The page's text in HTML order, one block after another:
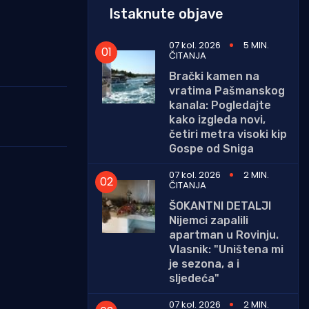
Istaknute objave
07 kol. 2026 5 MIN.
ČITANJA
Brački kamen na
vratima Pašmanskog
kanala: Pogledajte
kako izgleda novi,
četiri metra visoki kip
Gospe od Sniga
07 kol. 2026
2 MIN.
ČITANJA
ŠOKANTNI DETALJI
Nijemci zapalili
apartman u Rovinju.
Vlasnik: "Uništena mi
je sezona, a i
sljedeća"
07 kol. 2026
2 MIN.